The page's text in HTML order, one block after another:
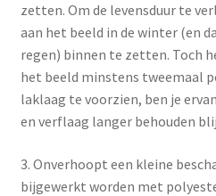
zetten. Om de levensduur te
aan het beeld in de winter (en
regen) binnen te zetten. Toch
het beeld minstens tweemaal
laklaag te voorzien, ben je
en verflaag langer behouden
3. Onverhoopt een kleine
bijgewerkt worden met